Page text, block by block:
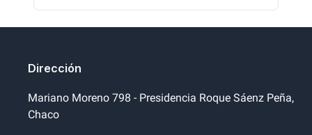
Dirección
Mariano Moreno 798 - Presidencia Roque Sáenz Peña,
Chaco